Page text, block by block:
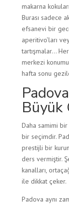
makarna
Burası sadece
efsanevi bir
aperitivo’ları
tartışmalar…
merkezi
hafta sonu
Büyük
Daha samimi
bir seçimdir.
prestijli bir
ders vermiştir.
kanalları,
ile dikkat çeker.
Padova aynı